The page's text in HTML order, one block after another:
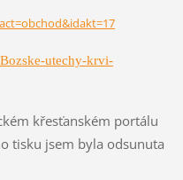
utechy-krvi-
křesťanském portálu
tisku jsem byla odsunuta